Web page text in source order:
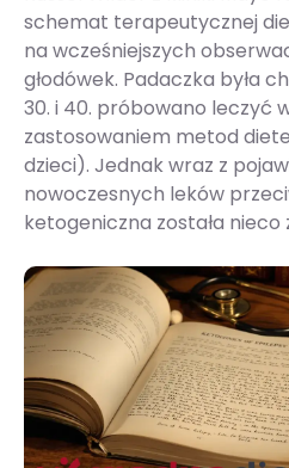
schemat terapeutycznej
na wcześniejszych
głodówek. Padaczka była
30. i 40. próbowano leczyć
zastosowaniem metod
dzieci). Jednak wraz z
nowoczesnych leków
ketogeniczna została nieco